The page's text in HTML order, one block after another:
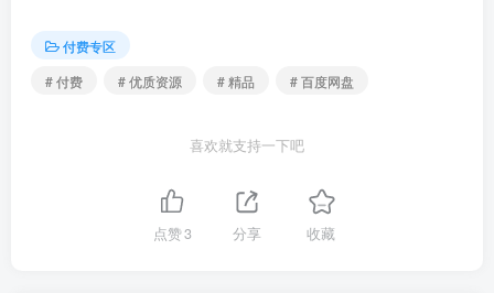
付费专区
# 付费
# 优质资源 # 精品 # 百度网盘
喜欢就支持一下吧
点赞3 分享 收藏